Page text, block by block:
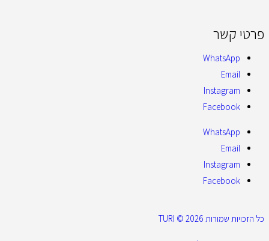
פרטי קשר
WhatsApp
Email
Instagram
Facebook
WhatsApp
Email
Instagram
Facebook
כל הזכויות שמורות 2026 © TURI